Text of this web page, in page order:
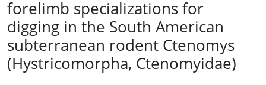
forelimb specializations for
digging in the South American
subterranean rodent Ctenomys
(Hystricomorpha, Ctenomyidae)